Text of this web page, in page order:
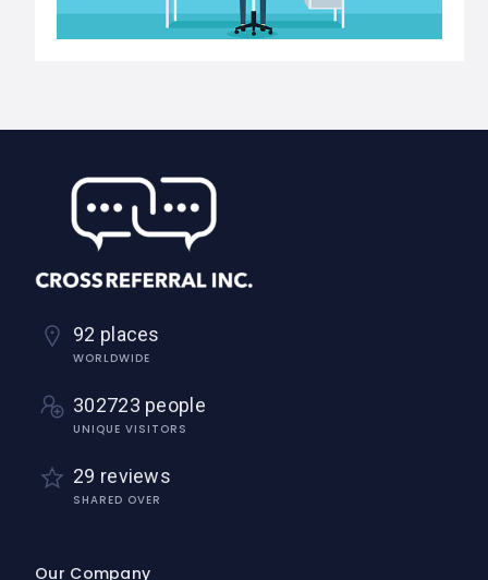
92 places
WORLDWIDE
302723 people
UNIQUE VISITORS
29 reviews
SHARED OVER
Our Company